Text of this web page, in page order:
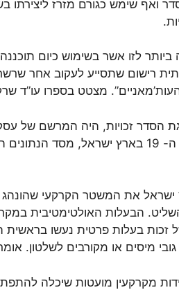
לזו אשר בשימוש כיום
רישום שתסייע לעקוב אחר
מצטט בספרו עו”ד
הסדר זכויות, היה המרשם של
שהחלו ליצור במחצית השניה של המאה ה- 19 בארץ
ישראל את המשטר הקרקעי
השליט. הבעלות האולטימטיבית
זכות בעלות פרטית נעשו בראשית
מיסים או מקורבים לשלטון.
מקרקעין מועטות שיכלה